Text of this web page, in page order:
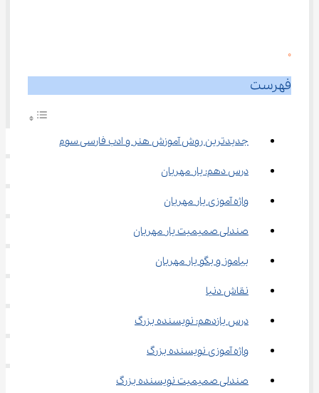
0
فهرست
جدیدترین روش آموزش هنر و ادب فارسی سوم
درس دهم: یار مهربان
واژه آموزی یار مهربان
صندلی صمیمیت یار مهربان
بیاموز و بگو یار مهربان
نقاش دنیا
درس یازدهم: نویسنده بزرگ
واژه آموزی نویسنده بزرگ
صندلی صمیمیت نویسنده بزرگ